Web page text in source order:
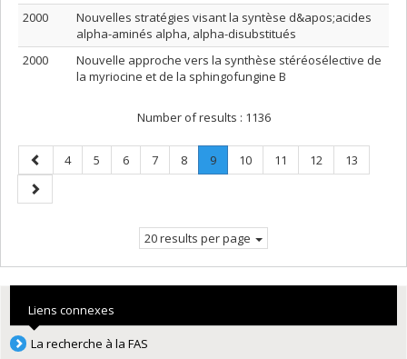
2000
Nouvelles stratégies visant la syntèse d&apos;acides
alpha-aminés alpha, alpha-disubstitués
2000
Nouvelle approche vers la synthèse stéréosélective de
la myriocine et de la sphingofungine B
Number of results : 1136
Previous
page
Page
4 Page
5 Page
6 Page
7 Page
8 Page
9.
Current
Page
10 Page
11 Page
12 Page
13
Next
page
20 results per page
Liens connexes
La recherche à la FAS